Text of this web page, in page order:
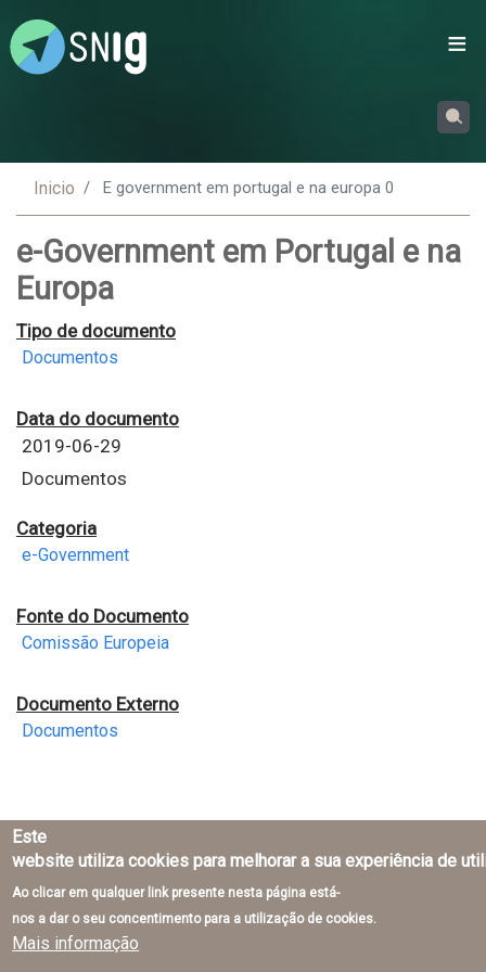
Inicio E government em portugal e na europa 0
e-Government em Portugal e na
Europa
Tipo de documento
Documentos
Data do documento
2019-06-29
Documentos
Categoria
e-Government
Fonte do Documento
Comissão Europeia
Documento Externo
Documentos
Direção-Geral do Território © 2026
Este
website utiliza cookies para melhorar a sua experiência de
Ao clicar em qualquer link presente nesta página está-
nos a dar o seu concentimento para a utilização de cookies.
Mais informação